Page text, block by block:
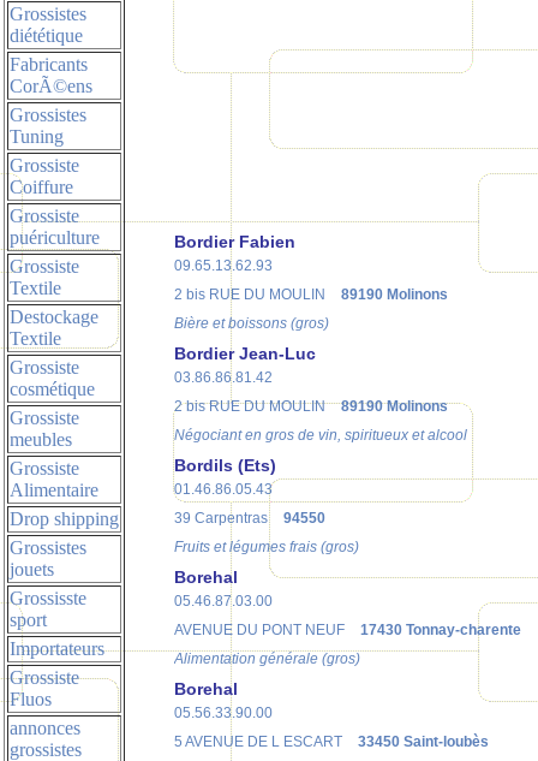
Grossistes
diététique
Fabricants
CorÃ©ens
Grossistes
Tuning
Grossiste
Coiffure
Grossiste
puériculture
Grossiste
Textile
Destockage
Textile
Grossiste
cosmétique
Grossiste
meubles
Grossiste
Alimentaire
Drop shipping
Grossistes
jouets
Grossisste
sport
Importateurs
Grossiste
Fluos
annonces
grossistes
Bordier Fabien
09.65.13.62.93
2 bis RUE DU MOULIN
89190 Molinons
Bière et boissons (gros)
Bordier Jean-Luc
03.86.86.81.42
2 bis RUE DU MOULIN
89190 Molinons
Négociant en gros de vin, spiritueux et alcool
Bordils (Ets)
01.46.86.05.43
39 Carpentras
94550
Fruits et légumes frais (gros)
Borehal
05.46.87.03.00
AVENUE DU PONT NEUF
17430 Tonnay-charente
Alimentation générale (gros)
Borehal
05.56.33.90.00
5 AVENUE DE L ESCART
33450 Saint-loubès